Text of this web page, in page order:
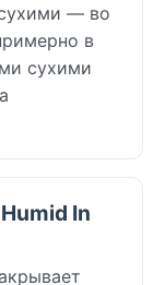
— во
в
сухими
In